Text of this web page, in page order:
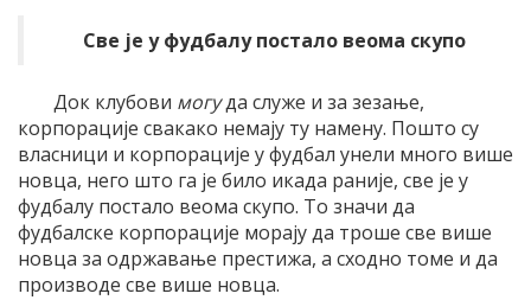
Све је у фудбалу постало веома скупо
Док клубови могуда служе и за зезање,
корпорације свакако немају ту намену. Пошто су
власници и корпорације у фудбал унели много више
новца, него што га је било икада раније, све је у
фудбалу постало веома скупо. То значи да
фудбалске корпорације морају да троше све више
новца за одржавање престижа, а сходно томе и да
производе све више новца.